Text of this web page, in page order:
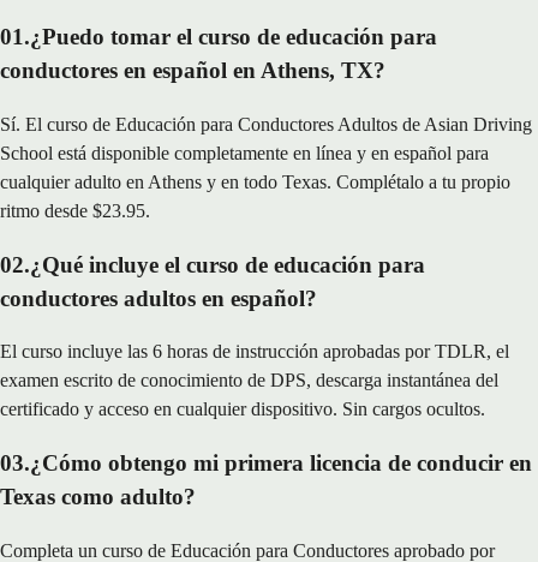
01.¿Puedo tomar el curso de educación para
conductores en español en Athens, TX?
Sí. El curso de Educación para Conductores Adultos de Asian Driving
School está disponible completamente en línea y en español para
cualquier adulto en Athens y en todo Texas. Complétalo a tu propio
ritmo desde $23.95.
02.¿Qué incluye el curso de educación para
conductores adultos en español?
El curso incluye las 6 horas de instrucción aprobadas por TDLR, el
examen escrito de conocimiento de DPS, descarga instantánea del
certificado y acceso en cualquier dispositivo. Sin cargos ocultos.
03.¿Cómo obtengo mi primera licencia de conducir en
Texas como adulto?
Completa un curso de Educación para Conductores aprobado por